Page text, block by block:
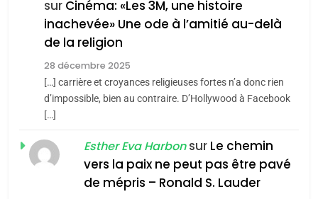
Accords d’Isaac:
l’alliance pourrait
s’étendre à 13 pays
ISRAÉL JUDAISME
sur Cinéma: «Les 3M, une histoire
inachevée» Une ode à l’amitié au-delà
de la religion
28 décembre 2025
[…] carrière et croyances religieuses fortes n’a donc rien
d’impossible, bien au contraire. D’Hollywood à Facebook
[…]
Esther Eva Harbonsur Le chemin
vers la paix ne peut pas être pavé
de mépris – Ronald S. Lauder
FIÈRE, DIGNE ET RÉSILIENTE :
POURQUOI JE REVENDIQUE
MA JUDAÏTE par Thérèse
Zrihen-Dvir
ISRAÉL
CE QUI NOUS MANQUE –
JUDAISME
Maroc : Les amandes de